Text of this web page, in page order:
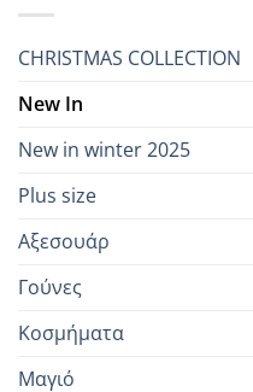
CHRISTMAS COLLECTION
New In
New in winter 2025
Plus size
Αξεσουάρ
Γούνες
Κοσμήματα
Μαγιό